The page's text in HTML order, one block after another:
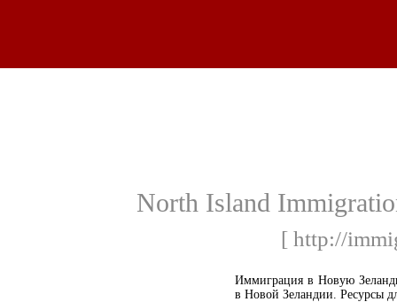
North Island
[ http://
Иммиграция в Новую
в Новой Зеландии. Ресурсы